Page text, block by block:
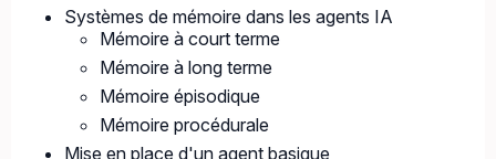
Systèmes de mémoire dans les agents IA
Mémoire à court terme
Mémoire à long terme
Mémoire épisodique
Mémoire procédurale
Mise en place d'un agent basique